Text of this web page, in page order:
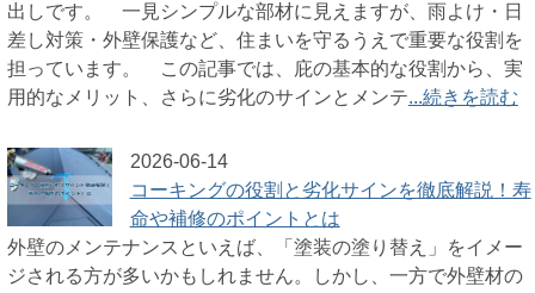
出しです。 一見シンプルな部材に見えますが、雨よけ・日
差し対策・外壁保護など、住まいを守るうえで重要な役割を
担っています。 この記事では、庇の基本的な役割から、実
用的なメリット、さらに劣化のサインとメンテ...続きを読む
2026-06-14
コーキングの役割と劣化サインを徹底解説！寿
命や補修のポイントとは
外壁のメンテナンスといえば、「塗装の塗り替え」をイメー
ジされる方が多いかもしれません。しかし、一方で外壁材の